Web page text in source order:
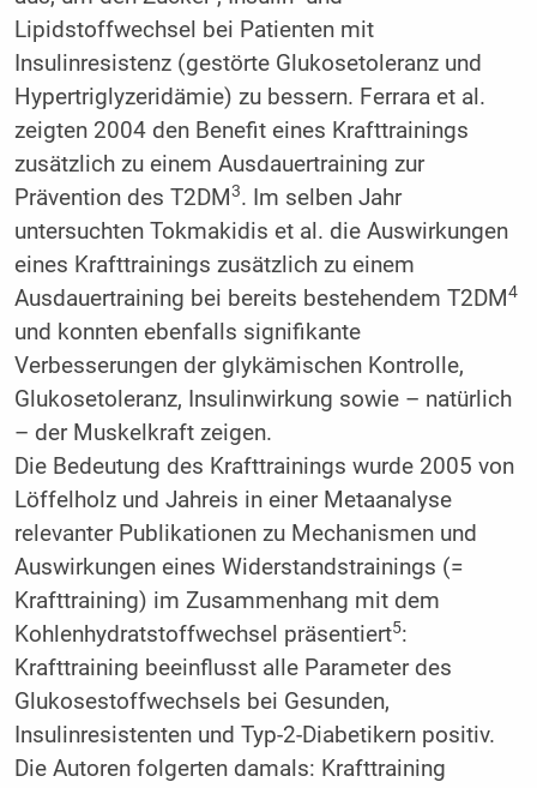
Lipidstoffwechsel bei Patienten mit
Insulinresistenz (gestörte Glukosetoleranz und
Hypertriglyzeridämie) zu bessern. Ferrara et al.
zeigten 2004 den Benefit eines Krafttrainings
zusätzlich zu einem Ausdauertraining zur
Prävention des T2DM3. Im selben Jahr
untersuchten Tokmakidis et al. die Auswirkungen
eines Krafttrainings zusätzlich zu einem
Ausdauertraining bei bereits bestehendem T2DM4
und konnten ebenfalls signifikante
Verbesserungen der glykämischen Kontrolle,
Glukosetoleranz, Insulinwirkung sowie – natürlich
– der Muskelkraft zeigen.
Die Bedeutung des Krafttrainings wurde 2005 von
Löffelholz und Jahreis in einer Metaanalyse
relevanter Publikationen zu Mechanismen und
Auswirkungen eines Widerstandstrainings (=
Krafttraining) im Zusammenhang mit dem
Kohlenhydratstoffwechsel präsentiert5:
Krafttraining beeinflusst alle Parameter des
Glukosestoffwechsels bei Gesunden,
Insulinresistenten und Typ-2-Diabetikern positiv.
Die Autoren folgerten damals: Krafttraining